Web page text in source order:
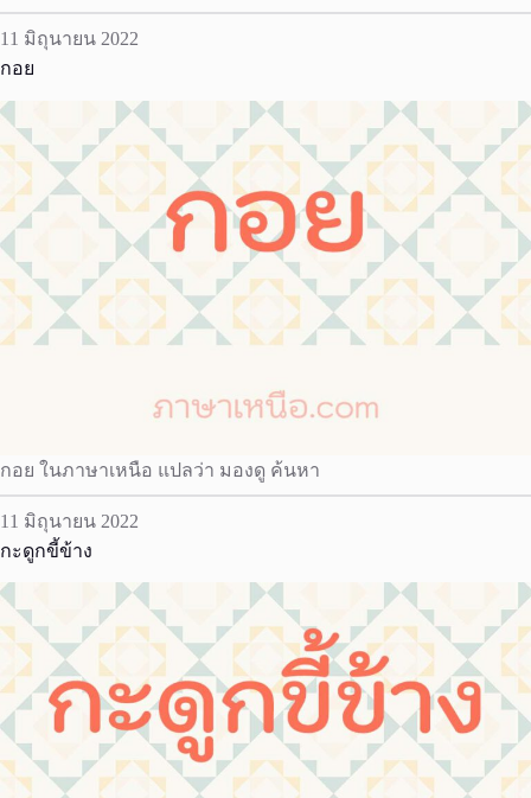
11 มิถุนายน 2022
กอย
กอย ในภาษาเหนือ แปลว่า มองดู ค้นหา
11 มิถุนายน 2022
กะดูกขี้ข้าง